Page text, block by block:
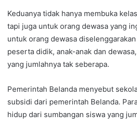
Keduanya tidak hanya membuka
tapi juga untuk orang dewasa yang
untuk orang dewasa
peserta didik, anak-anak dan
yang jumlahnya tak seberapa.
Pemerintah Belanda menyebut
subsidi dari pemerintah Belanda.
hidup dari sumbangan siswa yang